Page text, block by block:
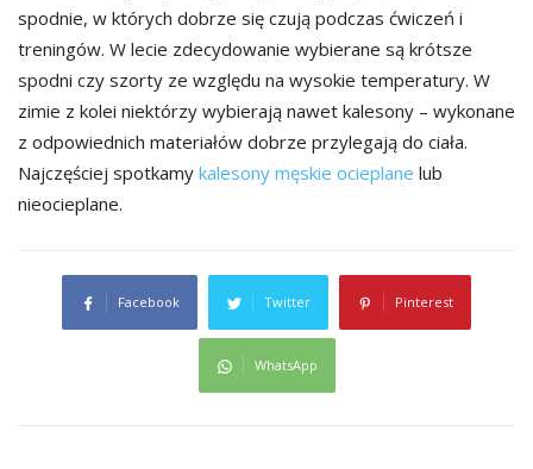
spodnie, w których dobrze się czują podczas ćwiczeń i
treningów. W lecie zdecydowanie wybierane są krótsze
spodni czy szorty ze względu na wysokie temperatury. W
zimie z kolei niektórzy wybierają nawet kalesony – wykonane
z odpowiednich materiałów dobrze przylegają do ciała.
Najczęściej spotkamy kalesony męskie ocieplane lub
nieocieplane.
Facebook Twitter Pinterest
WhatsApp